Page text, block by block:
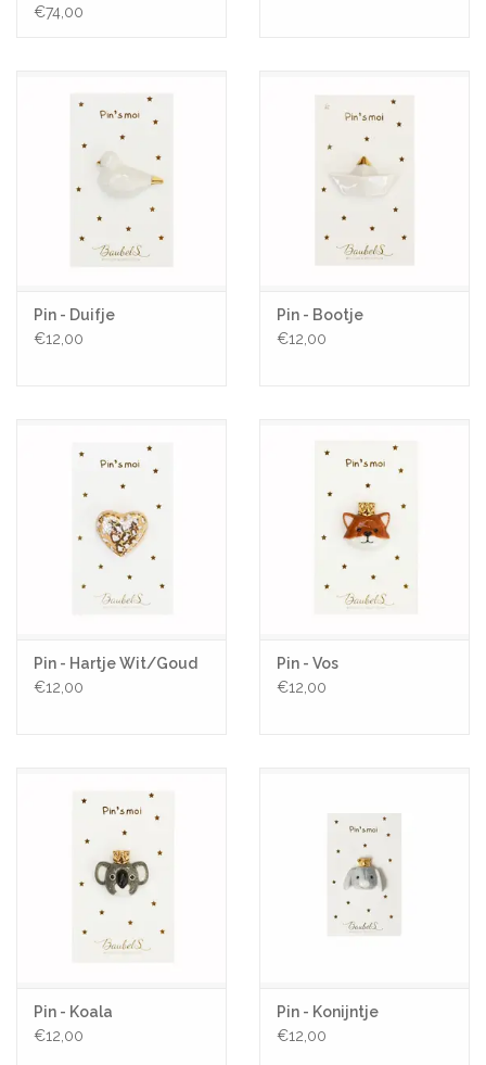
€74,00
Pin - Duifje
€12,00
Pin - Bootje
€12,00
Pin - Hartje Wit/Goud
€12,00
Pin - Vos
€12,00
Pin - Koala
€12,00
Pin - Konijntje
€12,00